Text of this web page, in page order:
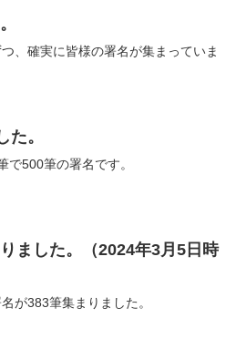
、確実に皆様の署名が集まっていま
。
500筆の署名です。
ました。（2024年3月5日時
が383筆集まりました。